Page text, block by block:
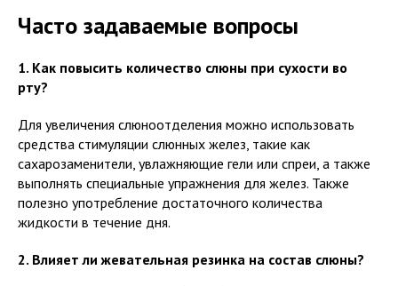
Часто задаваемые вопросы
1. Как повысить количество слюны при сухости во
рту?
Для увеличения слюноотделения можно использовать
средства стимуляции слюнных желез, такие как
сахарозаменители, увлажняющие гели или спреи, а также
выполнять специальные упражнения для желез. Также
полезно употребление достаточного количества
жидкости в течение дня.
2. Влияет ли жевательная резинка на состав слюны?